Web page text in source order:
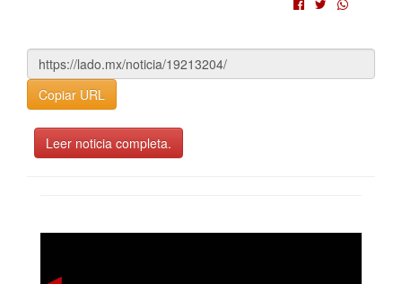
Copiar URL
Leer noticia completa.